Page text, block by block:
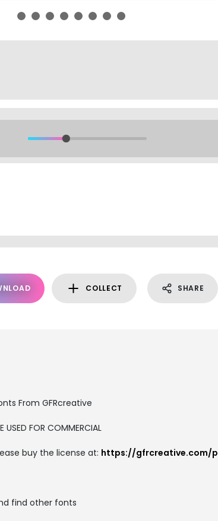
COLLECT SHARE
From GFRcreative
FOR COMMERCIAL
buy the license at: https://gfrcreative.com/
find other fonts